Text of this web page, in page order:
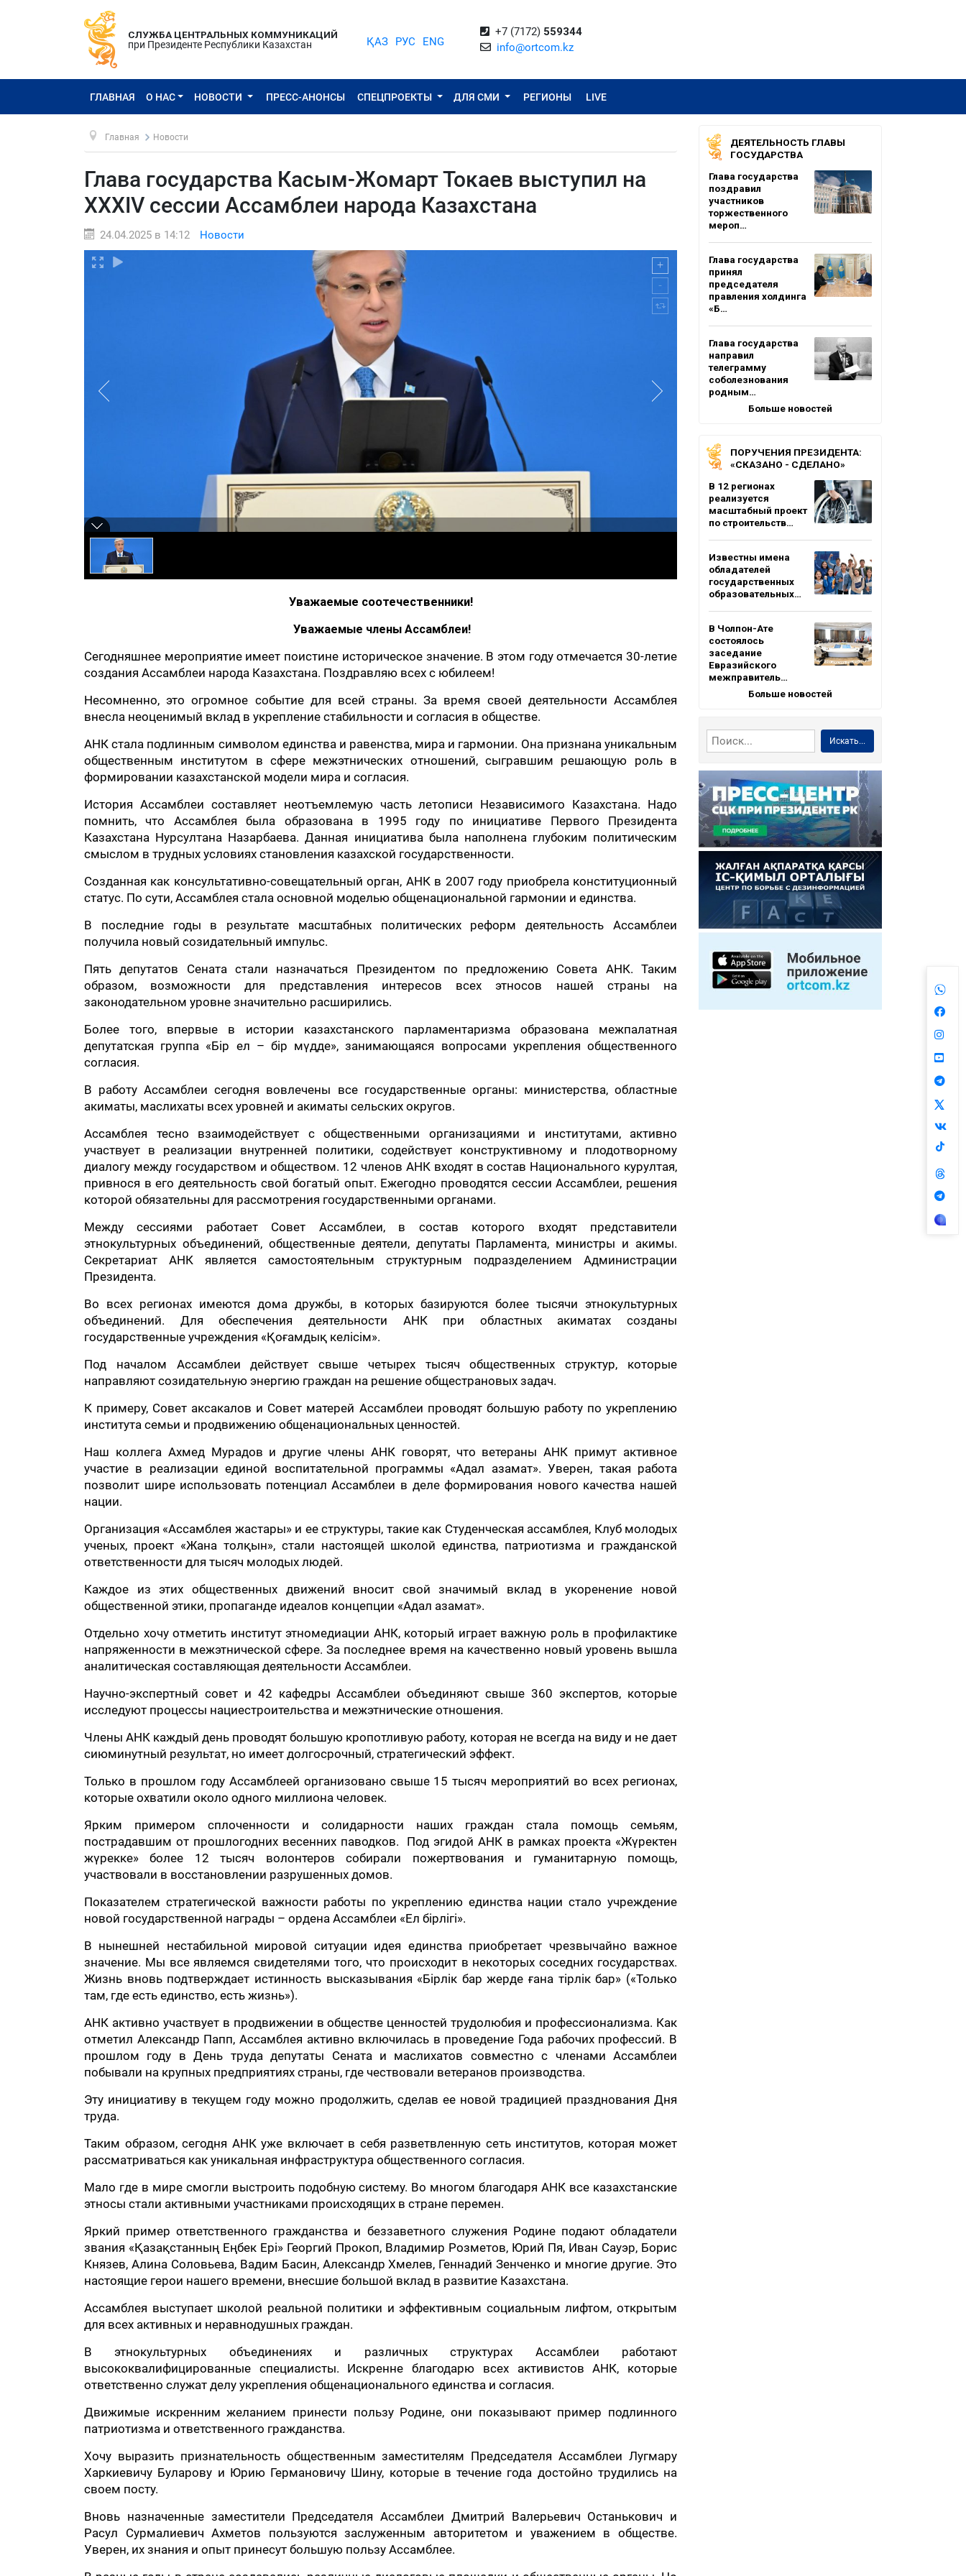
СЛУЖБА ЦЕНТРАЛЬНЫХ КОММУНИКАЦИЙ
при Президенте Республики Казахстан
ҚАЗ РУС ENG
+7 (7172) 559344
info@ortcom.kz
ГЛАВНАЯ О НАС НОВОСТИ ПРЕСС-АНОНСЫ СПЕЦПРОЕКТЫ ДЛЯ СМИ РЕГИОНЫ LIVE
Главная Новости
Глава государства Касым-Жомарт Токаев выступил на
ХХХІV сессии Ассамблеи народа Казахстана
24.04.2025 в 14:12 Новости
Уважаемые соотечественники!
Уважаемые члены Ассамблеи!
Сегодняшнее мероприятие имеет поистине историческое значение. В этом году отмечается 30-летие
создания Ассамблеи народа Казахстана. Поздравляю всех с юбилеем!
Несомненно, это огромное событие для всей страны. За время своей деятельности Ассамблея
внесла неоценимый вклад в укрепление стабильности и согласия в обществе.
АНК стала подлинным символом единства и равенства, мира и гармонии. Она признана уникальным
общественным институтом в сфере межэтнических отношений, сыгравшим решающую роль в
формировании казахстанской модели мира и согласия.
История Ассамблеи составляет неотъемлемую часть летописи Независимого Казахстана. Надо
помнить, что Ассамблея была образована в 1995 году по инициативе Первого Президента
Казахстана Нурсултана Назарбаева. Данная инициатива была наполнена глубоким политическим
смыслом в трудных условиях становления казахской государственности.
Созданная как консультативно-совещательный орган, АНК в 2007 году приобрела конституционный
статус. По сути, Ассамблея стала основной моделью общенациональной гармонии и единства.
В последние годы в результате масштабных политических реформ деятельность Ассамблеи
получила новый созидательный импульс.
Пять депутатов Сената стали назначаться Президентом по предложению Совета АНК. Таким
образом, возможности для представления интересов всех этносов нашей страны на
законодательном уровне значительно расширились.
Более того, впервые в истории казахстанского парламентаризма образована межпалатная
депутатская группа «Бір ел – бір мүдде», занимающаяся вопросами укрепления общественного
согласия.
В работу Ассамблеи сегодня вовлечены все государственные органы: министерства, областные
акиматы, маслихаты всех уровней и акиматы сельских округов.
Ассамблея тесно взаимодействует с общественными организациями и институтами, активно
участвует в реализации внутренней политики, содействует конструктивному и плодотворному
диалогу между государством и обществом. 12 членов АНК входят в состав Национального курултая,
привнося в его деятельность свой богатый опыт. Ежегодно проводятся сессии Ассамблеи, решения
которой обязательны для рассмотрения государственными органами.
Между сессиями работает Совет Ассамблеи, в состав которого входят представители
этнокультурных объединений, общественные деятели, депутаты Парламента, министры и акимы.
Секретариат АНК является самостоятельным структурным подразделением Администрации
Президента.
Во всех регионах имеются дома дружбы, в которых базируются более тысячи этнокультурных
объединений. Для обеспечения деятельности АНК при областных акиматах созданы
государственные учреждения «Қоғамдық келісім».
Под началом Ассамблеи действует свыше четырех тысяч общественных структур, которые
направляют созидательную энергию граждан на решение общестрановых задач.
К примеру, Совет аксакалов и Совет матерей Ассамблеи проводят большую работу по укреплению
института семьи и продвижению общенациональных ценностей.
Наш коллега Ахмед Мурадов и другие члены АНК говорят, что ветераны АНК примут активное
участие в реализации единой воспитательной программы «Адал азамат». Уверен, такая работа
позволит шире использовать потенциал Ассамблеи в деле формирования нового качества нашей
нации.
Организация «Ассамблея жастары» и ее структуры, такие как Студенческая ассамблея, Клуб молодых
ученых, проект «Жана толқын», стали настоящей школой единства, патриотизма и гражданской
ответственности для тысяч молодых людей.
Каждое из этих общественных движений вносит свой значимый вклад в укоренение новой
общественной этики, пропаганде идеалов концепции «Адал азамат».
Отдельно хочу отметить институт этномедиации АНК, который играет важную роль в профилактике
напряженности в межэтнической сфере. За последнее время на качественно новый уровень вышла
аналитическая составляющая деятельности Ассамблеи.
Научно-экспертный совет и 42 кафедры Ассамблеи объединяют свыше 360 экспертов, которые
исследуют процессы нациестроительства и межэтнические отношения.
Члены АНК каждый день проводят большую кропотливую работу, которая не всегда на виду и не дает
сиюминутный результат, но имеет долгосрочный, стратегический эффект.
Только в прошлом году Ассамблеей организовано свыше 15 тысяч мероприятий во всех регионах,
которые охватили около одного миллиона человек.
Ярким примером сплоченности и солидарности наших граждан стала помощь семьям,
пострадавшим от прошлогодних весенних паводков. Под эгидой АНК в рамках проекта «Жүректен
жүрекке» более 12 тысяч волонтеров собирали пожертвования и гуманитарную помощь,
участвовали в восстановлении разрушенных домов.
Показателем стратегической важности работы по укреплению единства нации стало учреждение
новой государственной награды – ордена Ассамблеи «Ел бірлігі».
В нынешней нестабильной мировой ситуации идея единства приобретает чрезвычайно важное
значение. Мы все являемся свидетелями того, что происходит в некоторых соседних государствах.
Жизнь вновь подтверждает истинность высказывания «Бірлік бар жерде ғана тірлік бар» («Только
там, где есть единство, есть жизнь»).
АНК активно участвует в продвижении в обществе ценностей трудолюбия и профессионализма. Как
отметил Александр Папп, Ассамблея активно включилась в проведение Года рабочих профессий. В
прошлом году в День труда депутаты Сената и маслихатов совместно с членами Ассамблеи
побывали на крупных предприятиях страны, где чествовали ветеранов производства.
Эту инициативу в текущем году можно продолжить, сделав ее новой традицией празднования Дня
труда.
Таким образом, сегодня АНК уже включает в себя разветвленную сеть институтов, которая может
рассматриваться как уникальная инфраструктура общественного согласия.
Мало где в мире смогли выстроить подобную систему. Во многом благодаря АНК все казахстанские
этносы стали активными участниками происходящих в стране перемен.
Яркий пример ответственного гражданства и беззаветного служения Родине подают обладатели
звания «Қазақстанның Еңбек Ері» Георгий Прокоп, Владимир Розметов, Юрий Пя, Иван Сауэр, Борис
Князев, Алина Соловьева, Вадим Басин, Александр Хмелев, Геннадий Зенченко и многие другие. Это
настоящие герои нашего времени, внесшие большой вклад в развитие Казахстана.
Ассамблея выступает школой реальной политики и эффективным социальным лифтом, открытым
для всех активных и неравнодушных граждан.
В этнокультурных объединениях и различных структурах Ассамблеи работают
высококвалифицированные специалисты. Искренне благодарю всех активистов АНК, которые
ответственно служат делу укрепления общенационального единства и согласия.
Движимые искренним желанием принести пользу Родине, они показывают пример подлинного
патриотизма и ответственного гражданства.
Хочу выразить признательность общественным заместителям Председателя Ассамблеи Лугмару
Харкиевичу Буларову и Юрию Германовичу Шину, которые в течение года достойно трудились на
своем посту.
Вновь назначенные заместители Председателя Ассамблеи Дмитрий Валерьевич Останькович и
Расул Сурмалиевич Ахметов пользуются заслуженным авторитетом и уважением в обществе.
Уверен, их знания и опыт принесут большую пользу Ассамблее.
ДЕЯТЕЛЬНОСТЬ ГЛАВЫ
ГОСУДАРСТВА
Глава государства
поздравил
участников
торжественного
мероп…
Глава государства
принял
председателя
правления холдинга
«Б…
Глава государства
направил
телеграмму
соболезнования
родным…
Больше новостей
ПОРУЧЕНИЯ ПРЕЗИДЕНТА:
«СКАЗАНО - СДЕЛАНО»
В 12 регионах
реализуется
масштабный проект
по строительств…
Известны имена
обладателей
государственных
образовательных…
В Чолпон-Ате
состоялось
заседание
Евразийского
межправитель…
Больше новостей
Искать...